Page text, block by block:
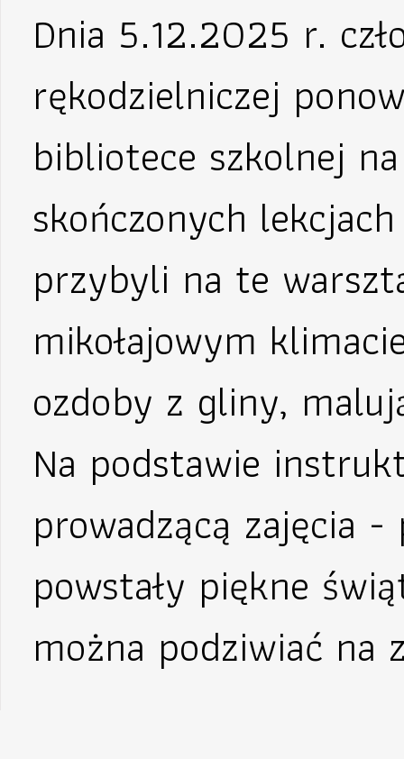
Dnia 5.12.2025 r.
rękodzielniczej
bibliotece szkolnej
skończonych
przybyli na te
mikołajowym
ozdoby z gliny,
Na podstawie
prowadzącą zajęcia
powstały piękne
można podziwiać na